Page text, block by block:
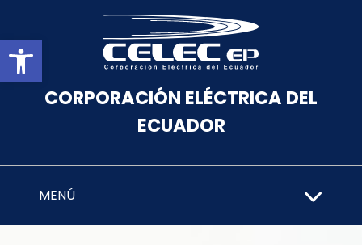
Abrir barra de herramientas
CORPORACIÓN ELÉCTRICA DEL
ECUADOR
MENÚ